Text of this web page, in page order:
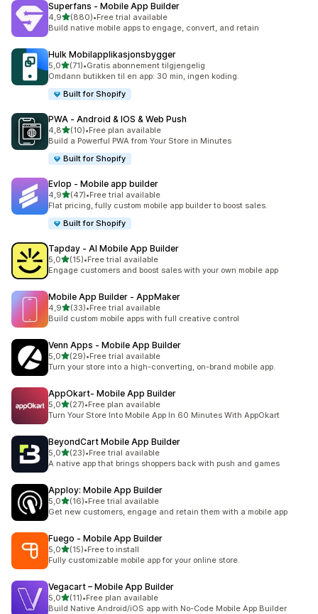
Superfans ‑ Mobile App Builder
4,9av 5 stjerner
(880)
Totalt 880 omtaler
•Free trial available
Build native mobile apps to engage, convert, and retain
Hulk Mobilapplikasjonsbygger
5,0av 5 stjerner
(71)
Totalt 71 omtaler
•Gratis abonnement tilgjengelig
Omdann butikken til en app: 30 min, ingen koding.
Built for Shopify
PWA ‑ Android & IOS & Web Push
4,8av 5 stjerner
(10)
Totalt 10 omtaler
•Free plan available
Build a Powerful PWA from Your Store in Minutes
Built for Shopify
Evlop ‑ Mobile app builder
4,9av 5 stjerner
(47)
Totalt 47 omtaler
•Free trial available
Flat pricing, fully custom mobile app builder to boost sales.
Built for Shopify
Tapday ‑ AI Mobile App Builder
5,0av 5 stjerner
(15)
Totalt 15 omtaler
•Free trial available
Engage customers and boost sales with your own mobile app
Mobile App Builder ‑ AppMaker
4,9av 5 stjerner
(33)
Totalt 33 omtaler
•Free trial available
Build custom mobile apps with full creative control
Venn Apps ‑ Mobile App Builder
5,0av 5 stjerner
(29)
Totalt 29 omtaler
•Free trial available
Turn your store into a high-converting, on-brand mobile app.
AppOkart‑ Mobile App Builder
5,0av 5 stjerner
(27)
Totalt 27 omtaler
•Free plan available
Turn Your Store Into Mobile App In 60 Minutes With AppOkart
BeyondCart Mobile App Builder
5,0av 5 stjerner
(23)
Totalt 23 omtaler
•Free trial available
A native app that brings shoppers back with push and games
Apploy: Mobile App Builder
5,0av 5 stjerner
(16)
Totalt 16 omtaler
•Free trial available
Get new customers, engage and retain them with a mobile app
Fuego ‑ Mobile App Builder
5,0av 5 stjerner
(15)
Totalt 15 omtaler
•Free to install
Fully customizable mobile app for your online store.
Vegacart – Mobile App Builder
5,0av 5 stjerner
(11)
Totalt 11 omtaler
•Free plan available
Build Native Android/iOS app with No-Code Mobile App Builder